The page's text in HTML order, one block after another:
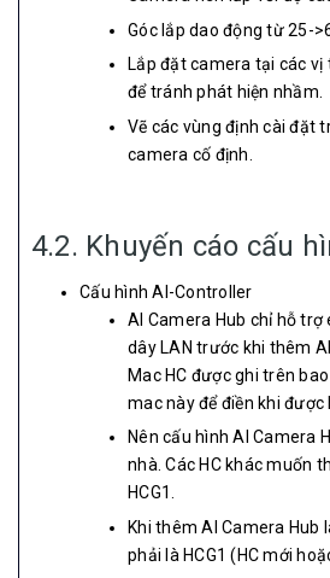
Góc lắp dao động từ 25-
Lắp đặt camera tại các
để tránh phát hiện nhầm.
Vẽ các vùng định cài đặt
camera cố định.
4.2. Khuyến cáo cấu
Cấu hình AI-Controller
AI Camera Hub chỉ hỗ
dây LAN trước khi thêm
Mac HC được ghi trên
mac này để điền khi được
Nên cấu hình AI Camera
nhà. Các HC khác muốn
HCG1.
Khi thêm AI Camera Hub
phải là HCG1 (HC mới